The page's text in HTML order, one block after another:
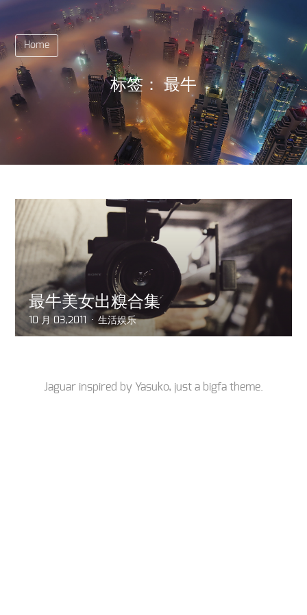
Home
标签：最牛
最牛美女出糗合集
10 月 03,2011 生活娱乐
Jaguar inspired by Yasuko, just a bigfa theme.